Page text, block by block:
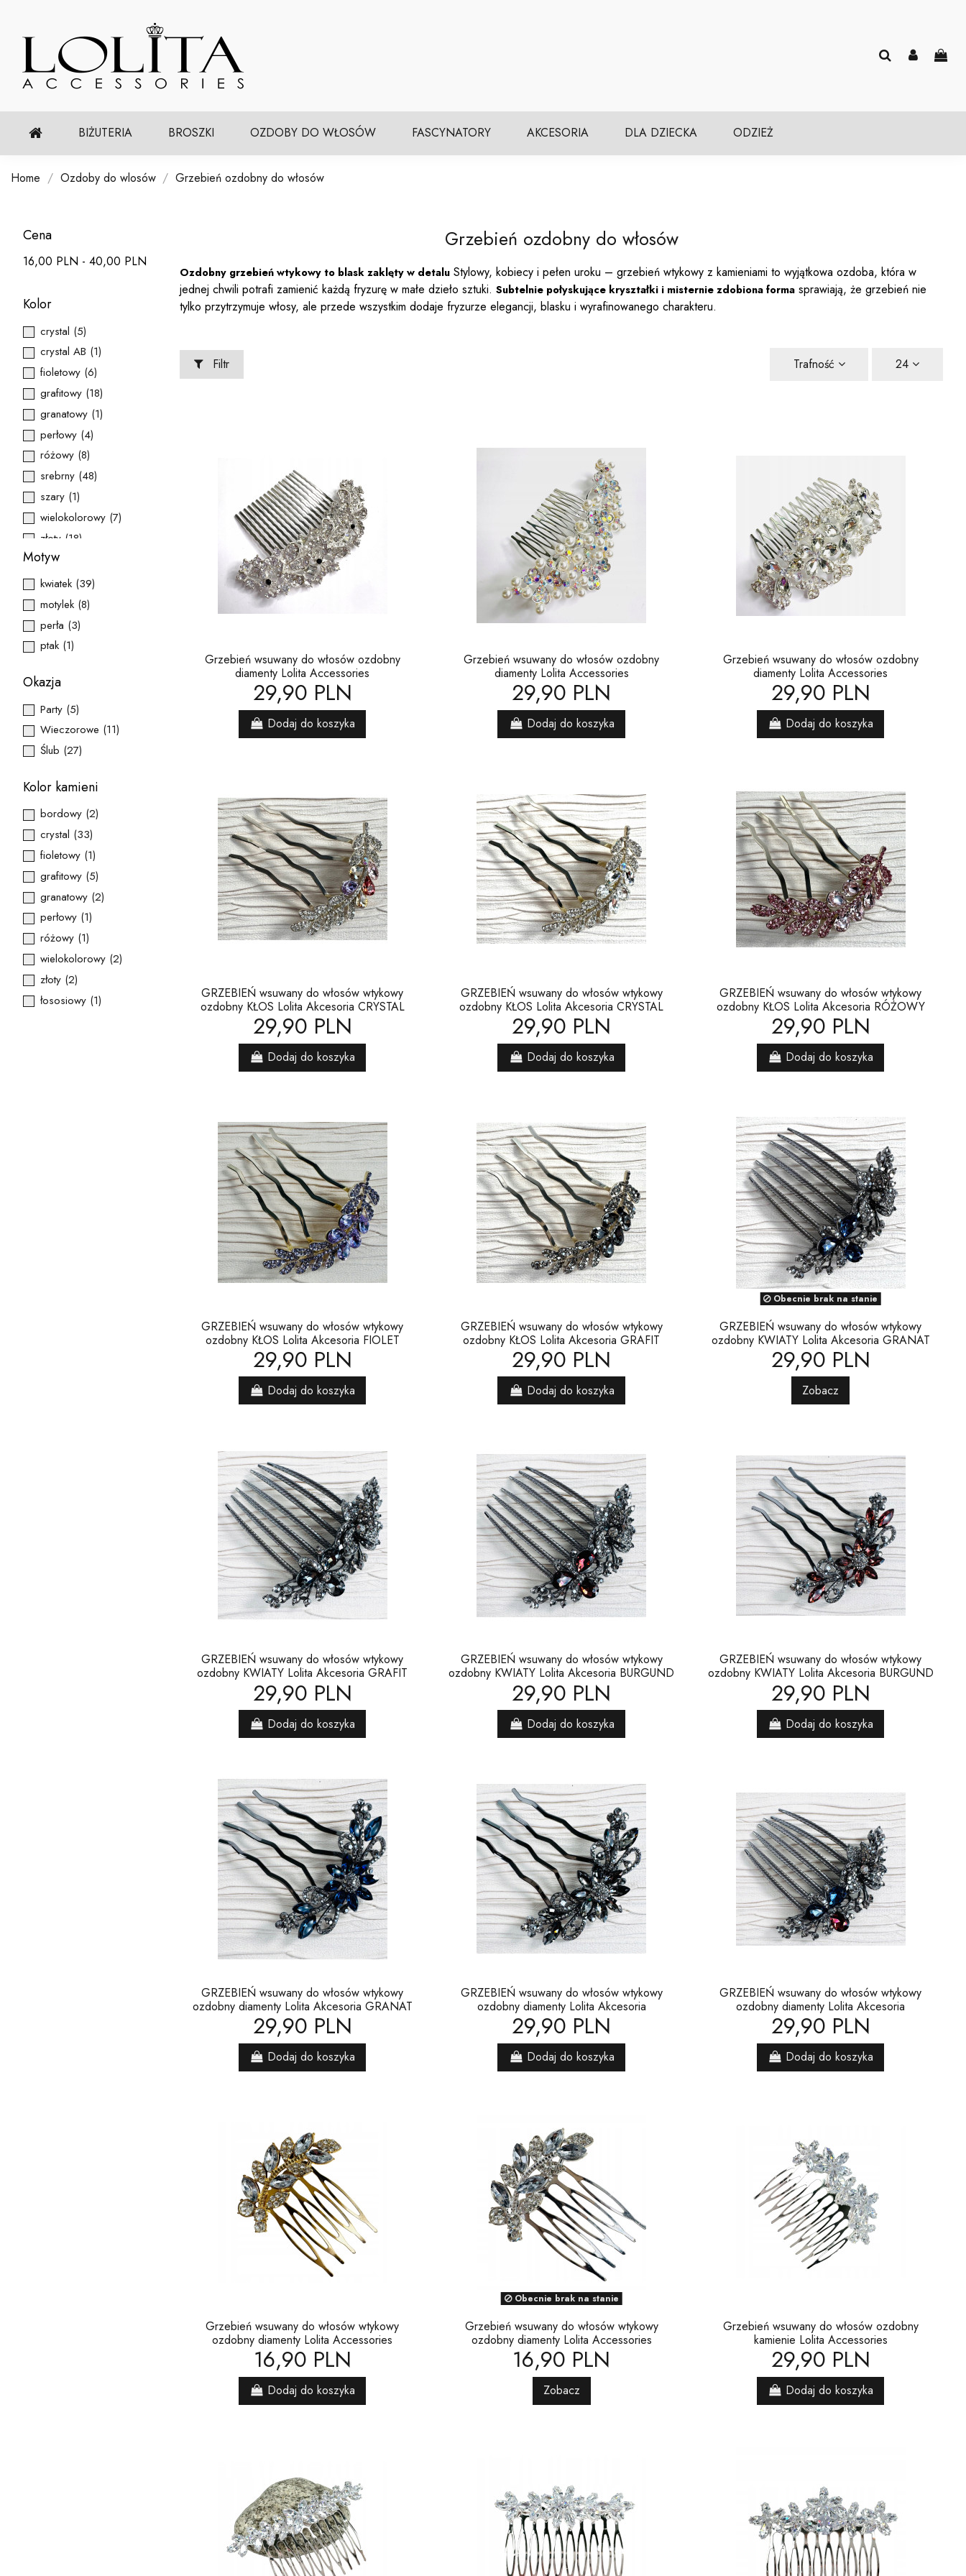
BIŻUTERIA BROSZKI OZDOBY DO WŁOSÓW FASCYNATORY AKCESORIA DLA DZIECKA ODZIEŻ
Home Ozdoby do wlosów Grzebień ozdobny do włosów
Grzebień ozdobny do włosów
Ozdobny grzebień wtykowy to blask zaklęty w detalu Stylowy, kobiecy i pełen uroku – grzebień wtykowy z kamieniami to wyjątkowa ozdoba, która w
jednej chwili potrafi zamienić każdą fryzurę w małe dzieło sztuki.Subtelnie połyskujące kryształki i misternie zdobiona forma sprawiają, że grzebień nie
tylko przytrzymuje włosy, ale przede wszystkim dodaje fryzurze elegancji, blasku i wyrafinowanego charakteru.
Filtr Trafność 24
Grzebień wsuwany do włosów ozdobny
diamenty Lolita Accessories
29,90 PLN
Dodaj do koszyka
Grzebień wsuwany do włosów ozdobny
diamenty Lolita Accessories
29,90 PLN
Dodaj do koszyka
Grzebień wsuwany do włosów ozdobny
diamenty Lolita Accessories
29,90 PLN
Dodaj do koszyka
GRZEBIEŃ wsuwany do włosów wtykowy
ozdobny KŁOS Lolita Akcesoria CRYSTAL
29,90 PLN
Dodaj do koszyka
GRZEBIEŃ wsuwany do włosów wtykowy
ozdobny KŁOS Lolita Akcesoria CRYSTAL
29,90 PLN
Dodaj do koszyka
GRZEBIEŃ wsuwany do włosów wtykowy
ozdobny KŁOS Lolita Akcesoria RÓŻOWY
29,90 PLN
Dodaj do koszyka
GRZEBIEŃ wsuwany do włosów wtykowy
ozdobny KŁOS Lolita Akcesoria FIOLET
29,90 PLN
Dodaj do koszyka
GRZEBIEŃ wsuwany do włosów wtykowy
ozdobny KŁOS Lolita Akcesoria GRAFIT
29,90 PLN
Dodaj do koszyka
Obecnie brak na stanie
GRZEBIEŃ wsuwany do włosów wtykowy
ozdobny KWIATY Lolita Akcesoria GRANAT
29,90 PLN
Zobacz
GRZEBIEŃ wsuwany do włosów wtykowy
ozdobny KWIATY Lolita Akcesoria GRAFIT
29,90 PLN
Dodaj do koszyka
GRZEBIEŃ wsuwany do włosów wtykowy
ozdobny KWIATY Lolita Akcesoria BURGUND
29,90 PLN
Dodaj do koszyka
GRZEBIEŃ wsuwany do włosów wtykowy
ozdobny KWIATY Lolita Akcesoria BURGUND
29,90 PLN
Dodaj do koszyka
GRZEBIEŃ wsuwany do włosów wtykowy
ozdobny diamenty Lolita Akcesoria GRANAT
29,90 PLN
Dodaj do koszyka
GRZEBIEŃ wsuwany do włosów wtykowy
ozdobny diamenty Lolita Akcesoria
29,90 PLN
Dodaj do koszyka
GRZEBIEŃ wsuwany do włosów wtykowy
ozdobny diamenty Lolita Akcesoria
29,90 PLN
Dodaj do koszyka
Grzebień wsuwany do włosów wtykowy
ozdobny diamenty Lolita Accessories
16,90 PLN
Dodaj do koszyka
Obecnie brak na stanie
Grzebień wsuwany do włosów wtykowy
ozdobny diamenty Lolita Accessories
16,90 PLN
Zobacz
Grzebień wsuwany do włosów ozdobny
kamienie Lolita Accessories
29,90 PLN
Dodaj do koszyka
Cena
16,00 PLN - 40,00 PLN
Kolor
crystal (5)
crystal AB (1)
fioletowy (6)
grafitowy (18)
granatowy (1)
perłowy (4)
różowy (8)
srebrny (48)
szary (1)
wielokolorowy (7)
złoty (18)
żółty
Motyw
kwiatek (39)
motylek (8)
perła (3)
ptak (1)
Okazja
Party (5)
Wieczorowe (11)
Ślub (27)
Kolor kamieni
bordowy (2)
crystal (33)
fioletowy (1)
grafitowy (5)
granatowy (2)
perłowy (1)
różowy (1)
wielokolorowy (2)
złoty (2)
łososiowy (1)